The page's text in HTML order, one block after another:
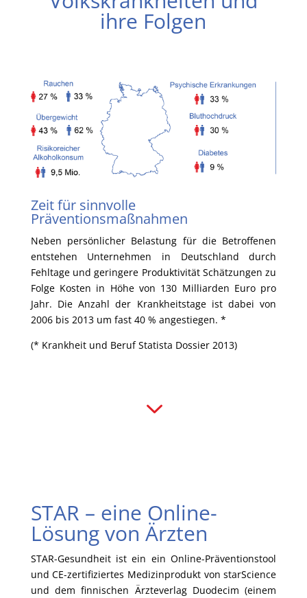
ihre Folgen
Zeit für sinnvolle
Präventionsmaßnahmen
Neben persönlicher Belastung für die Betroffenen
entstehen Unternehmen in Deutschland durch
Fehltage und geringere Produktivität Schätzungen zu
Folge Kosten in Höhe von 130 Milliarden Euro pro
Jahr. Die Anzahl der Krankheitstage ist dabei von
2006 bis 2013 um fast 40 % angestiegen. *
(* Krankheit und Beruf Statista Dossier 2013)
3
STAR – eine Online-
Lösung von Ärzten
STAR-Gesundheit ist ein ein Online-Präventionstool
und CE-zertifiziertes Medizinprodukt von starScience
und dem finnischen Ärzteverlag Duodecim (einem